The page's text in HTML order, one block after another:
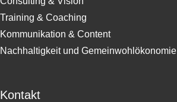
Training & Coaching
Kommunikation & Content
Nachhaltigkeit und Gemeinwohlökonomie
Kontakt